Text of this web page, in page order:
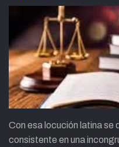
Con esa locución latina se
consistente en una